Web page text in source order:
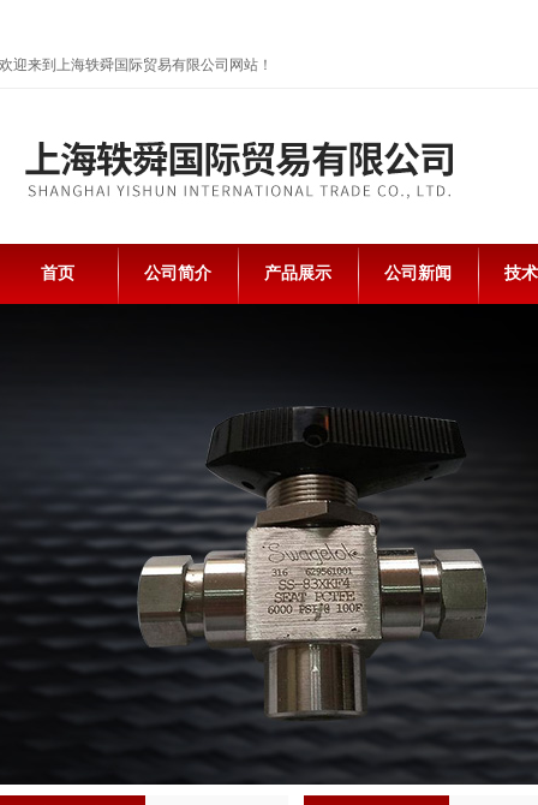
欢迎来到上海轶舜国际贸易有限公司网站！
首页 公司简介 产品展示 公司新闻 技